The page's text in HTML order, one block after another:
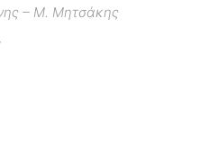
– Μ. Μητσάκης